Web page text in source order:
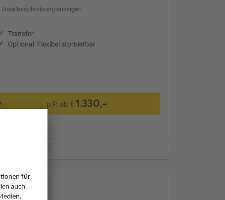
Hotelbeschreibung anzeigen
Transfer
Optional: Flexibel stornierbar
p.P. ab € 1.330,-